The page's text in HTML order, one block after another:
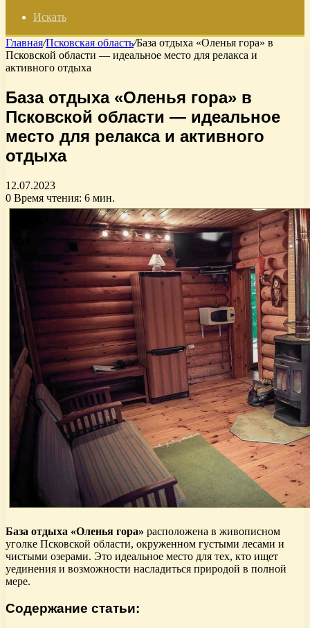
Искать
Главная/Псковская область/База отдыха «Оленья гора» в
Псковской области — идеальное место для релакса и
активного отдыха
База отдыха «Оленья гора» в
Псковской области — идеальное
место для релакса и активного
отдыха
12.07.2023
0 Время чтения: 6 мин.
База отдыха «Оленья гора» расположена в живописном
уголке Псковской области, окруженном густыми лесами и
чистыми озерами. Это идеальное место для тех, кто ищет
уединения и возможности насладиться природой в полной
мере.
Содержание статьи: